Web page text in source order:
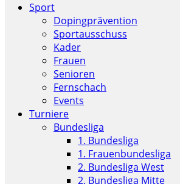
Sport
Dopingprävention
Sportausschuss
Kader
Frauen
Senioren
Fernschach
Events
Turniere
Bundesliga
1. Bundesliga
1. Frauenbundesliga
2. Bundesliga West
2. Bundesliga Mitte